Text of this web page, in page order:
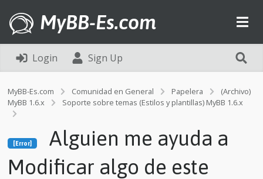
MyBB-Es.com
Login Sign Up
MyBB-Es.com Comunidad en General Papelera
(Archivo)
MyBB 1.6.x
Soporte sobre temas (Estilos y plantillas) MyBB 1.6.x
l
g
u
[Error]
Alguien me ayuda a
Modificar algo de este